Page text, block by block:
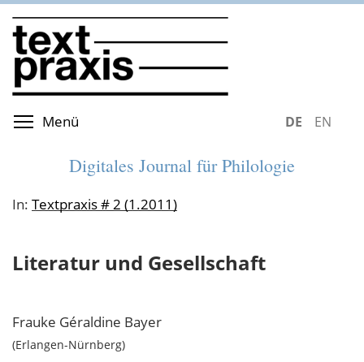
Direkt
zum
Inhalt
Menü Menüsichtbarkeit umschaltenDEUTSCH
Digitales Journal für Philologie
In: Textpraxis # 2 (1.2011)
Literatur und Gesellschaft
Frauke Géraldine Bayer
Erlangen-Nürnberg